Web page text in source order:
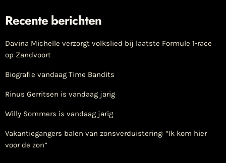
Recente berichten
Davina Michelle verzorgt volkslied bij laatste Formule 1-race
op Zandvoort
Biografie vandaag Time Bandits
Rinus Gerritsen is vandaag jarig
Willy Sommers is vandaag jarig
Vakantiegangers balen van zonsverduistering: “Ik kom hier
voor de zon”